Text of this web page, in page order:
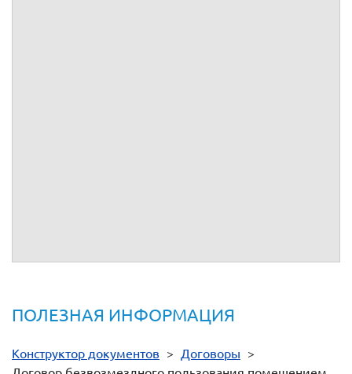
ПОЛЕЗНАЯ ИНФОРМАЦИЯ
Конструктор документов > Договоры >